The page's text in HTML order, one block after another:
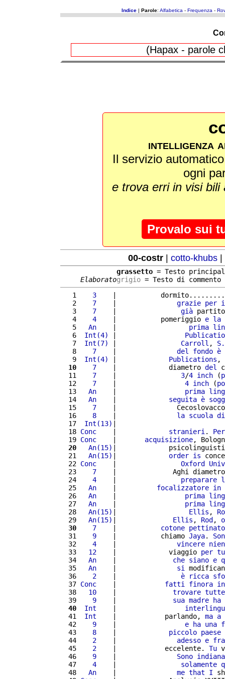
Indice | Parole: Alfabetica - Frequenza -
(Hapax - parole
intelligenza
Il servizio
ogni
e trova erri in visi
Provalo sui
00-costr| cotto-khubs|
grassetto = Testo
Elaboratogrigio = Testo di commento
   1
   3
|
   2
   7
    |
grazie per
   3
   7
    |
già
   4
   4
    |           pomeriggio
e la
   5
  An
    |
prima
   6
Int(4) |
   7
Int(7) | Carroll , S.
   8
   7
    |
del fondo è
   9
Int(4) | Publications ,
  10
   7
    |             diametro
del
  11
   7
    |
3/4 inch (
  12
   7
    |
4 inch (
  13
  An
    |
prima
  14
  An
    |
seguita è
  15
   7
|
  16
   8
    |
la scuola di
  17
Int(13)
  18
Conc
    |
stranieri .
  19
Conc
    |
acquisizione,
  20
  An(15)
|
  21
  An(15)
| order is
  22
Conc
    |
Oxford
  23
   7
|              Aghi
  24
   4
    |
preparare
  25
  An
    |
focalizzatore in
  26
  An
    |
prima
  27
  An
    |
prima
  28
  An(15)
| Ellis ,
  29
  An(15)
| Ellis , Rod,
  30
   7
    |
cotone pettinato
  31
   9
    |           chiamo
Jaya.
  32
   4
    |
vincere
  33
  12
    |             viaggio
per
  34
  An
    |
che siano e
  35
  An
    |
si
  36
   2
    |
è ricca
  37
Conc
    |
fatti finora in
  38
  10
    |
trovare tutte
  39
   9
    |
sua madre ha
  40
Int
    |
  41
Int
    |            parlando,
ma a
  42
   9
    |
e ha una
  43
   8
    |
piccolo paese
  44
   2
    |
adesso e fra
  45
   2
    |            eccelente.
Tu
  46
   9
    |
Sono indiana
  47
   4
    |
solamente
  48
  An
    |
me that I